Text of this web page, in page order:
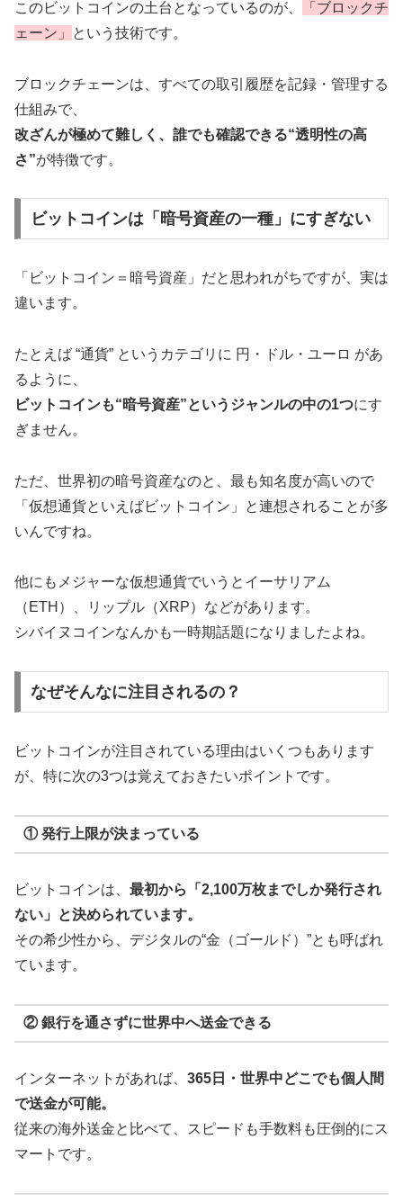
このビットコインの土台となっているのが、
「ブロックチ
ェーン」
という技術です。
ブロックチェーンは、すべての取引履歴を記録・管理する
仕組みで、
改ざんが極めて難しく、誰でも確認できる“透明性の高
さ”が特徴です。
ビットコインは「暗号資産の一種」にすぎない
「ビットコイン＝暗号資産」だと思われがちですが、実は
違います。
たとえば “通貨” というカテゴリに 円・ドル・ユーロ があ
るように、
ビットコインも“暗号資産”というジャンルの中の1つにす
ぎません。
ただ、世界初の暗号資産なのと、最も知名度が高いので
「仮想通貨といえばビットコイン」と連想されることが多
いんですね。
他にもメジャーな仮想通貨でいうとイーサリアム
（ETH）、リップル（XRP）などがあります。
シバイヌコインなんかも一時期話題になりましたよね。
なぜそんなに注目されるの？
ビットコインが注目されている理由はいくつもあります
が、特に次の3つは覚えておきたいポイントです。
① 発行上限が決まっている
ビットコインは、 最初から「2,100万枚までしか発行され
ない」と決められています。
その希少性から、デジタルの“金（ゴールド）”とも呼ばれ
ています。
② 銀行を通さずに世界中へ送金できる
インターネットがあれば、 365日・世界中どこでも個人間
で送金が可能。
従来の海外送金と比べて、スピードも手数料も圧倒的にス
マートです。